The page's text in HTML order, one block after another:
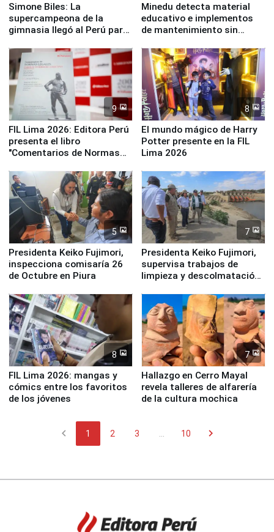
Simone Biles: La
supercampeona de la
gimnasia llegó al Perú para
Panamericanos Lima 2027
Minedu detecta material
educativo e implementos
de mantenimiento sin
la UGEL 2
9
FIL Lima 2026: Editora Perú
presenta el libro
"Comentarios de Normas
Derecho Colectivo"
8
El mundo mágico de Harry
Potter presente en la FIL
Lima 2026
5
Presidenta Keiko Fujimori,
inspecciona comisaría 26
de Octubre en Piura
7
Presidenta Keiko Fujimori,
supervisa trabajos de
limpieza y descolmatación
8
FIL Lima 2026: mangas y
cómics entre los favoritos
de los jóvenes
7
Hallazgo en Cerro Mayal
revela talleres de alfarería
de la cultura mochica
chevron_left 1 2 3 10 chevron_right